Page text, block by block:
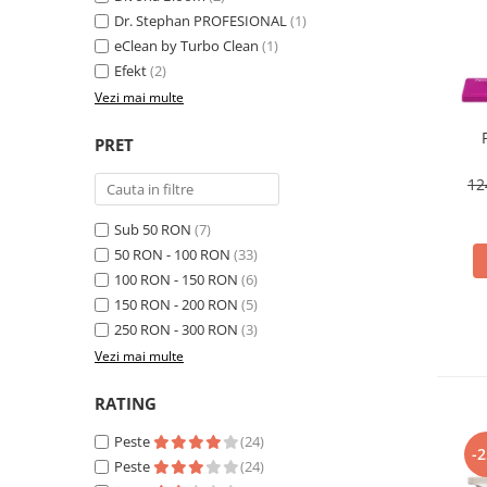
Insecticide
Dezinfectante
Absorbanti de Umiditate & Rezerve
Manusi Protectie
Solutii curatare mobila
Vopsea Par
Ingrijire corp
Ingrijire maini
Ingrijire picioare
Ingrijire Urechi
Îngrijire Ten
Curatare Intretinere Incaltaminte
Farmaceutice
Gel de Dus
Fond de ten
Dr. Stephan PROFESIONAL (1)
eClean by Turbo Clean (1)
Efekt(2)
Vezi mai multe
PRET
Sub 50 RON (7)
50 RON - 100 RON (33)
100 RON - 150 RON (6)
150 RON - 200 RON (5)
250 RON - 300 RON (3)
Vezi mai multe
RATING
Peste
(24)
Peste
(24)
-